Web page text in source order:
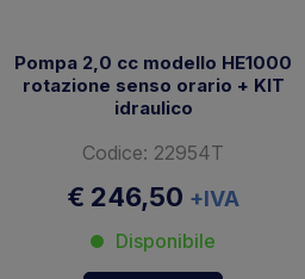
Pompa 2,0 cc modello HE1000
rotazione senso orario + KIT
idraulico
Codice: 22954T
€ 246,50 +IVA
Disponibile